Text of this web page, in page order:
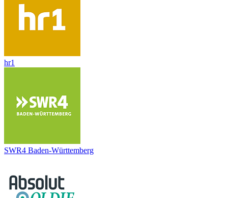
hr1
SWR4 Baden-Württemberg